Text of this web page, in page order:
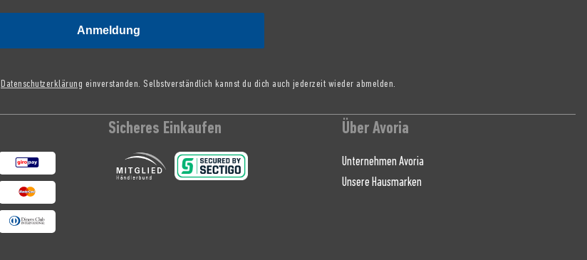
Anmeldung
Datenschutzerklärung einverstanden. Selbstverständlich kannst du dich auch jederzeit wieder abmelden.
Sicheres Einkaufen Über Avoria
Unternehmen Avoria
Unsere Hausmarken